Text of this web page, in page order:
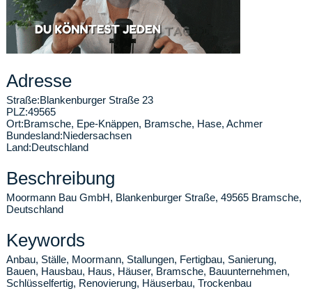
Adresse
Straße:Blankenburger Straße 23
PLZ:49565
Ort:Bramsche, Epe-Knäppen, Bramsche, Hase, Achmer
Bundesland:Niedersachsen
Land:Deutschland
Beschreibung
Moormann Bau GmbH, Blankenburger Straße, 49565 Bramsche,
Deutschland
Keywords
Anbau, Ställe, Moormann, Stallungen, Fertigbau, Sanierung,
Bauen, Hausbau, Haus, Häuser, Bramsche, Bauunternehmen,
Schlüsselfertig, Renovierung, Häuserbau, Trockenbau